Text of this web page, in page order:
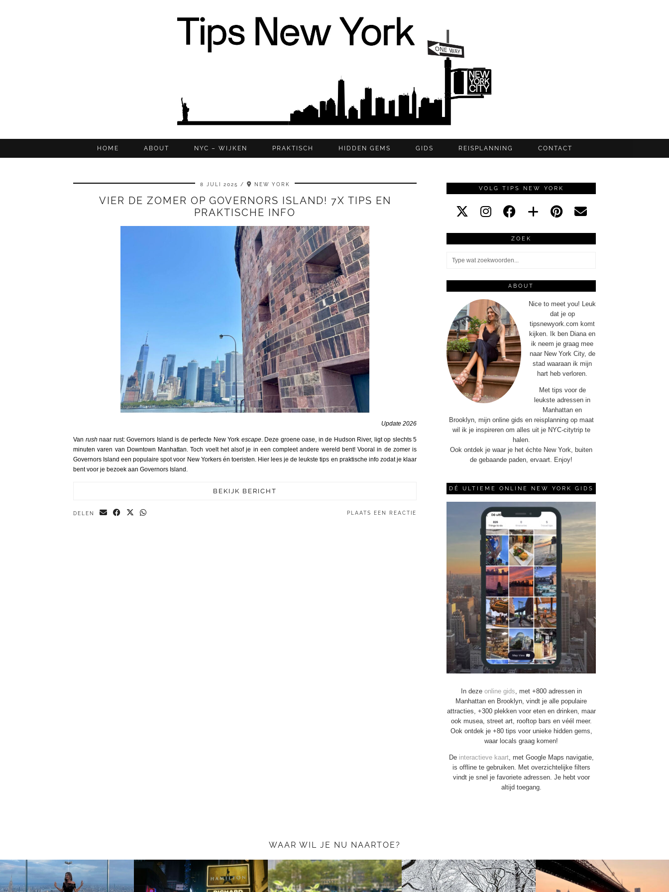
HOME ABOUT NYC – WIJKEN PRAKTISCH HIDDEN GEMS GIDS REISPLANNING CONTACT
8 JULI 2025 NEW YORK
VIER DE ZOMER OP GOVERNORS ISLAND! 7X TIPS EN
PRAKTISCHE INFO
Update 2026
Van rush naar rust: Governors Island is de perfecte New York escape. Deze groene oase, in de Hudson River, ligt op slechts 5
minuten varen van Downtown Manhattan. Toch voelt het alsof je in een compleet andere wereld bent! Vooral in de zomer is
Governors Island een populaire spot voor New Yorkers én toeristen. Hier lees je de leukste tips en praktische info zodat je klaar
bent voor je bezoek aan Governors Island.
BEKIJK BERICHT
DELEN PLAATS EEN REACTIE
VOLG TIPS NEW YORK
ZOEK
ABOUT
Nice to meet you! Leuk
dat je op
tipsnewyork.com komt
kijken. Ik ben Diana en
ik neem je graag mee
naar New York City, de
stad waaraan ik mijn
hart heb verloren.
Met tips voor de
leukste adressen in
Manhattan en
Brooklyn, mijn online gids en reisplanning op maat
wil ik je inspireren om alles uit je NYC-citytrip te
halen.
Ook ontdek je waar je het échte New York, buiten
de gebaande paden, ervaart. Enjoy!
DÉ ULTIEME ONLINE NEW YORK GIDS
In deze online gids, met +800 adressen in
Manhattan en Brooklyn, vindt je alle populaire
attracties, +300 plekken voor eten en drinken, maar
ook musea, street art, rooftop bars en véél meer.
Ook ontdek je +80 tips voor unieke hidden gems,
waar locals graag komen!
De interactieve kaart, met Google Maps navigatie,
is offline te gebruiken. Met overzichtelijke filters
vindt je snel je favoriete adressen. Je hebt voor
altijd toegang.
WAAR WIL JE NU NAARTOE?